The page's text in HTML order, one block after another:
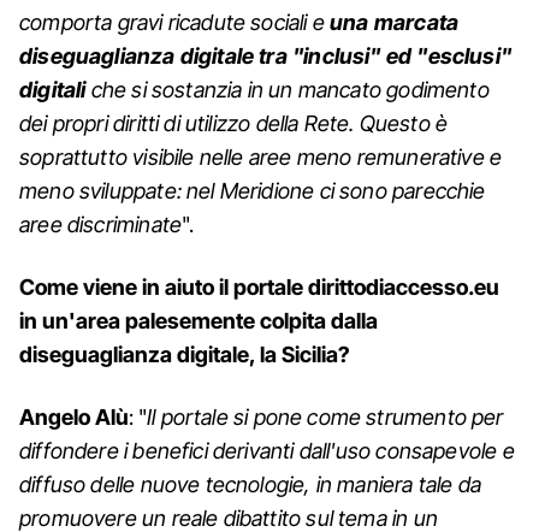
comporta gravi ricadute sociali euna marcata
diseguaglianza digitale tra "inclusi" ed "esclusi"
digitaliche si sostanzia in un mancato godimento
dei propri diritti di utilizzo della Rete. Questo è
soprattutto visibile nelle aree meno remunerative e
meno sviluppate: nel Meridione ci sono parecchie
aree discriminate".
Come viene in aiuto il portale dirittodiaccesso.eu
in un'area palesemente colpita dalla
diseguaglianza digitale, la Sicilia?
Angelo Alù: "Il portale si pone come strumento per
diffondere i benefici derivanti dall'uso consapevole e
diffuso delle nuove tecnologie, in maniera tale da
promuovere un reale dibattito sul tema in un